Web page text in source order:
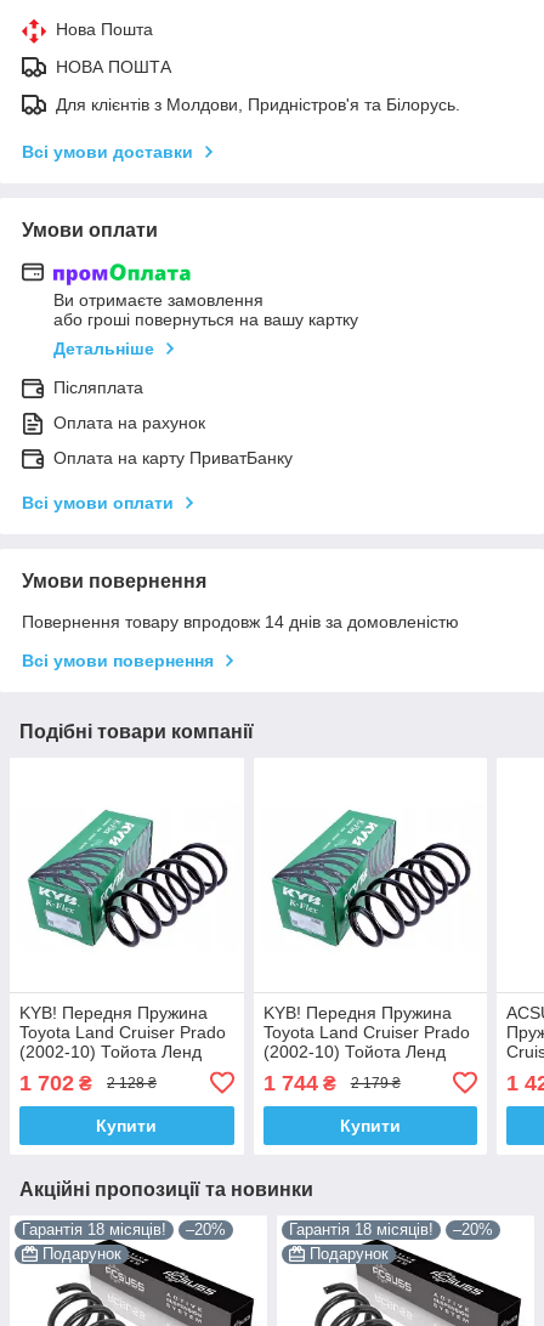
Нова Пошта
НОВА ПОШТА
Для клієнтів з Молдови, Придністров'я та Білорусь.
Всі умови доставки
Умови оплати
Ви отримаєте замовлення
або гроші повернуться на вашу картку
Детальніше
Післяплата
Оплата на рахунок
Оплата на карту ПриватБанку
Всі умови оплати
Умови повернення
Повернення товару впродовж 14 днів за домовленістю
Всі умови повернення
Подібні товари компанії
KYB! Передня Пружина
Toyota Land Cruiser Prado
(2002-10) Тойота Ленд
Крузер Прадо. 4092583 ,
RF3148 , 998786 Каяба
1 702 ₴ 2 128 ₴
Купити
KYB! Передня Пружина
Toyota Land Cruiser Prado
(2002-10) Тойота Ленд
Крузер Прадо. 4092583 ,
RF3148 , 998786 Каяба
1 744₴ 2 179 ₴
Купити
,
1
Акційні пропозиції та новинки
Гарантія 18 місяців!
–20%
Подарунок
Гарантія 18 місяців!
–20%
Подарунок